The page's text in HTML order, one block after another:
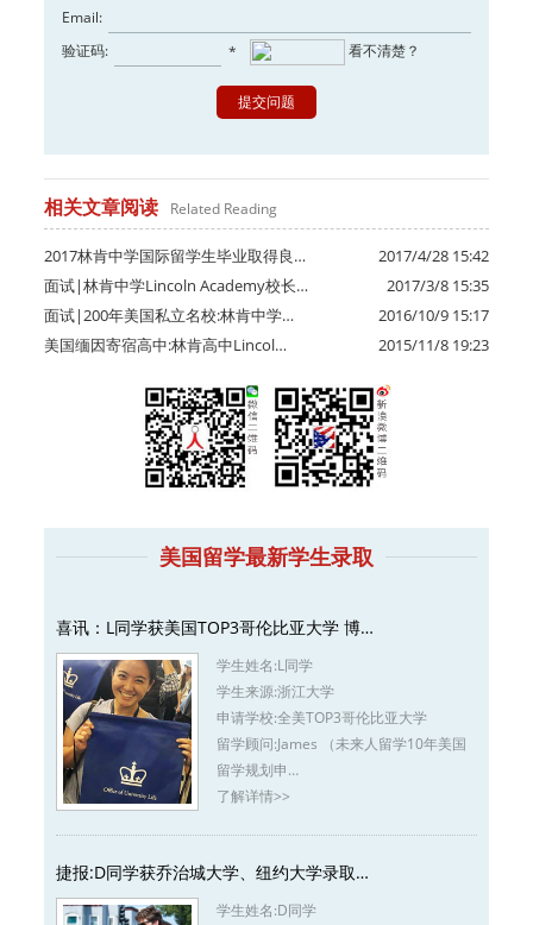
Email:
验证码:
看不清楚？
*
相关文章阅读 Related Reading
2017/4/28 15:42
2017林肯中学国际留学生毕业取得良…
2017/3/8 15:35
面试|林肯中学Lincoln Academy校长…
2016/10/9 15:17
面试|200年美国私立名校:林肯中学…
2015/11/8 19:23
美国缅因寄宿高中:林肯高中Lincol…
美国留学最新学生录取
喜讯：L同学获美国TOP3哥伦比亚大学 博…
学生姓名:L同学
学生来源:浙江大学
申请学校:全美TOP3哥伦比亚大学
留学顾问:James （未来人留学10年美国
留学规划申…
了解详情>>
捷报:D同学获乔治城大学、纽约大学录取…
学生姓名:D同学